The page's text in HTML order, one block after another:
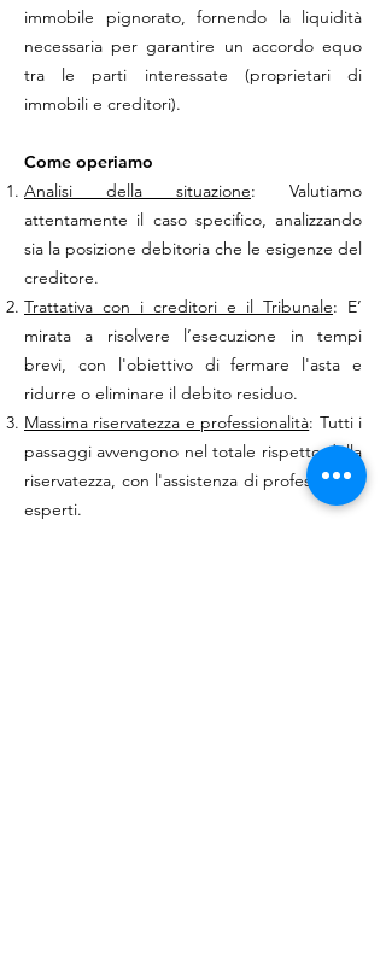
immobile pignorato, fornendo la liquidità
necessaria per garantire un accordo equo
tra le parti interessate (proprietari di
immobili e creditori).
Come operiamo
Analisi della situazione: Valutiamo
attentamente il caso specifico, analizzando
sia la posizione debitoria che le esigenze del
creditore.
Trattativa con i creditori e il Tribunale: E’
mirata a risolvere l’esecuzione in tempi
brevi, con l'obiettivo di fermare l'asta e
ridurre o eliminare il debito residuo.
Massima riservatezza e professionalità: Tutti i
passaggi avvengono nel totale rispetto della
riservatezza, con l'assistenza di professionisti
esperti.